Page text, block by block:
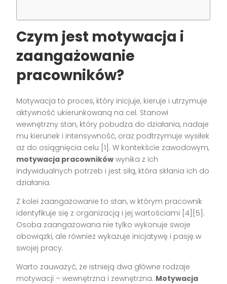
Czym jest motywacja i
zaangażowanie
pracowników?
Motywacja to proces, który inicjuje, kieruje i utrzymuje
aktywność ukierunkowaną na cel. Stanowi
wewnętrzny stan, który pobudza do działania, nadaje
mu kierunek i intensywność, oraz podtrzymuje wysiłek
aż do osiągnięcia celu [1]. W kontekście zawodowym,
motywacja pracowników wynika z ich
indywidualnych potrzeb i jest siłą, która skłania ich do
działania.
Z kolei zaangażowanie to stan, w którym pracownik
identyfikuje się z organizacją i jej wartościami [4][5].
Osoba zaangażowana nie tylko wykonuje swoje
obowiązki, ale również wykazuje inicjatywę i pasję w
swojej pracy.
Warto zauważyć, że istnieją dwa główne rodzaje
motywacji – wewnętrzna i zewnętrzna. Motywacja